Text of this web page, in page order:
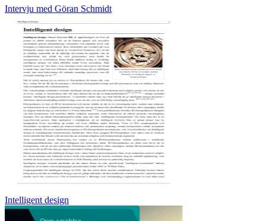
Intervju med Göran Schmidt
Intelligent design